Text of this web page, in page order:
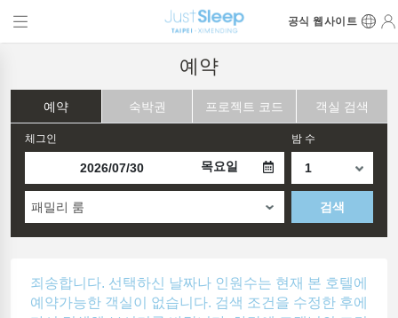
공식 웹사이트
예약
예약 숙박권 프로젝트 코드 객실 검색
체그인
목요일
밤 수
패밀리 룸 검색
죄송합니다. 선택하신 날짜나 인원수는 현재 본 호텔에
예약가능한 객실이 없습니다. 검색 조건을 수정한 후에